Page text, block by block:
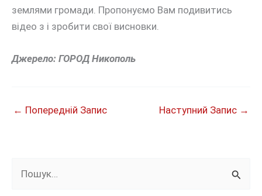
землями громади. Пропонуємо Вам подивитись
відео з і зробити свої висновки.
Джерело: ГОРОД Никополь
← Попередній Запис Наступний Запис →